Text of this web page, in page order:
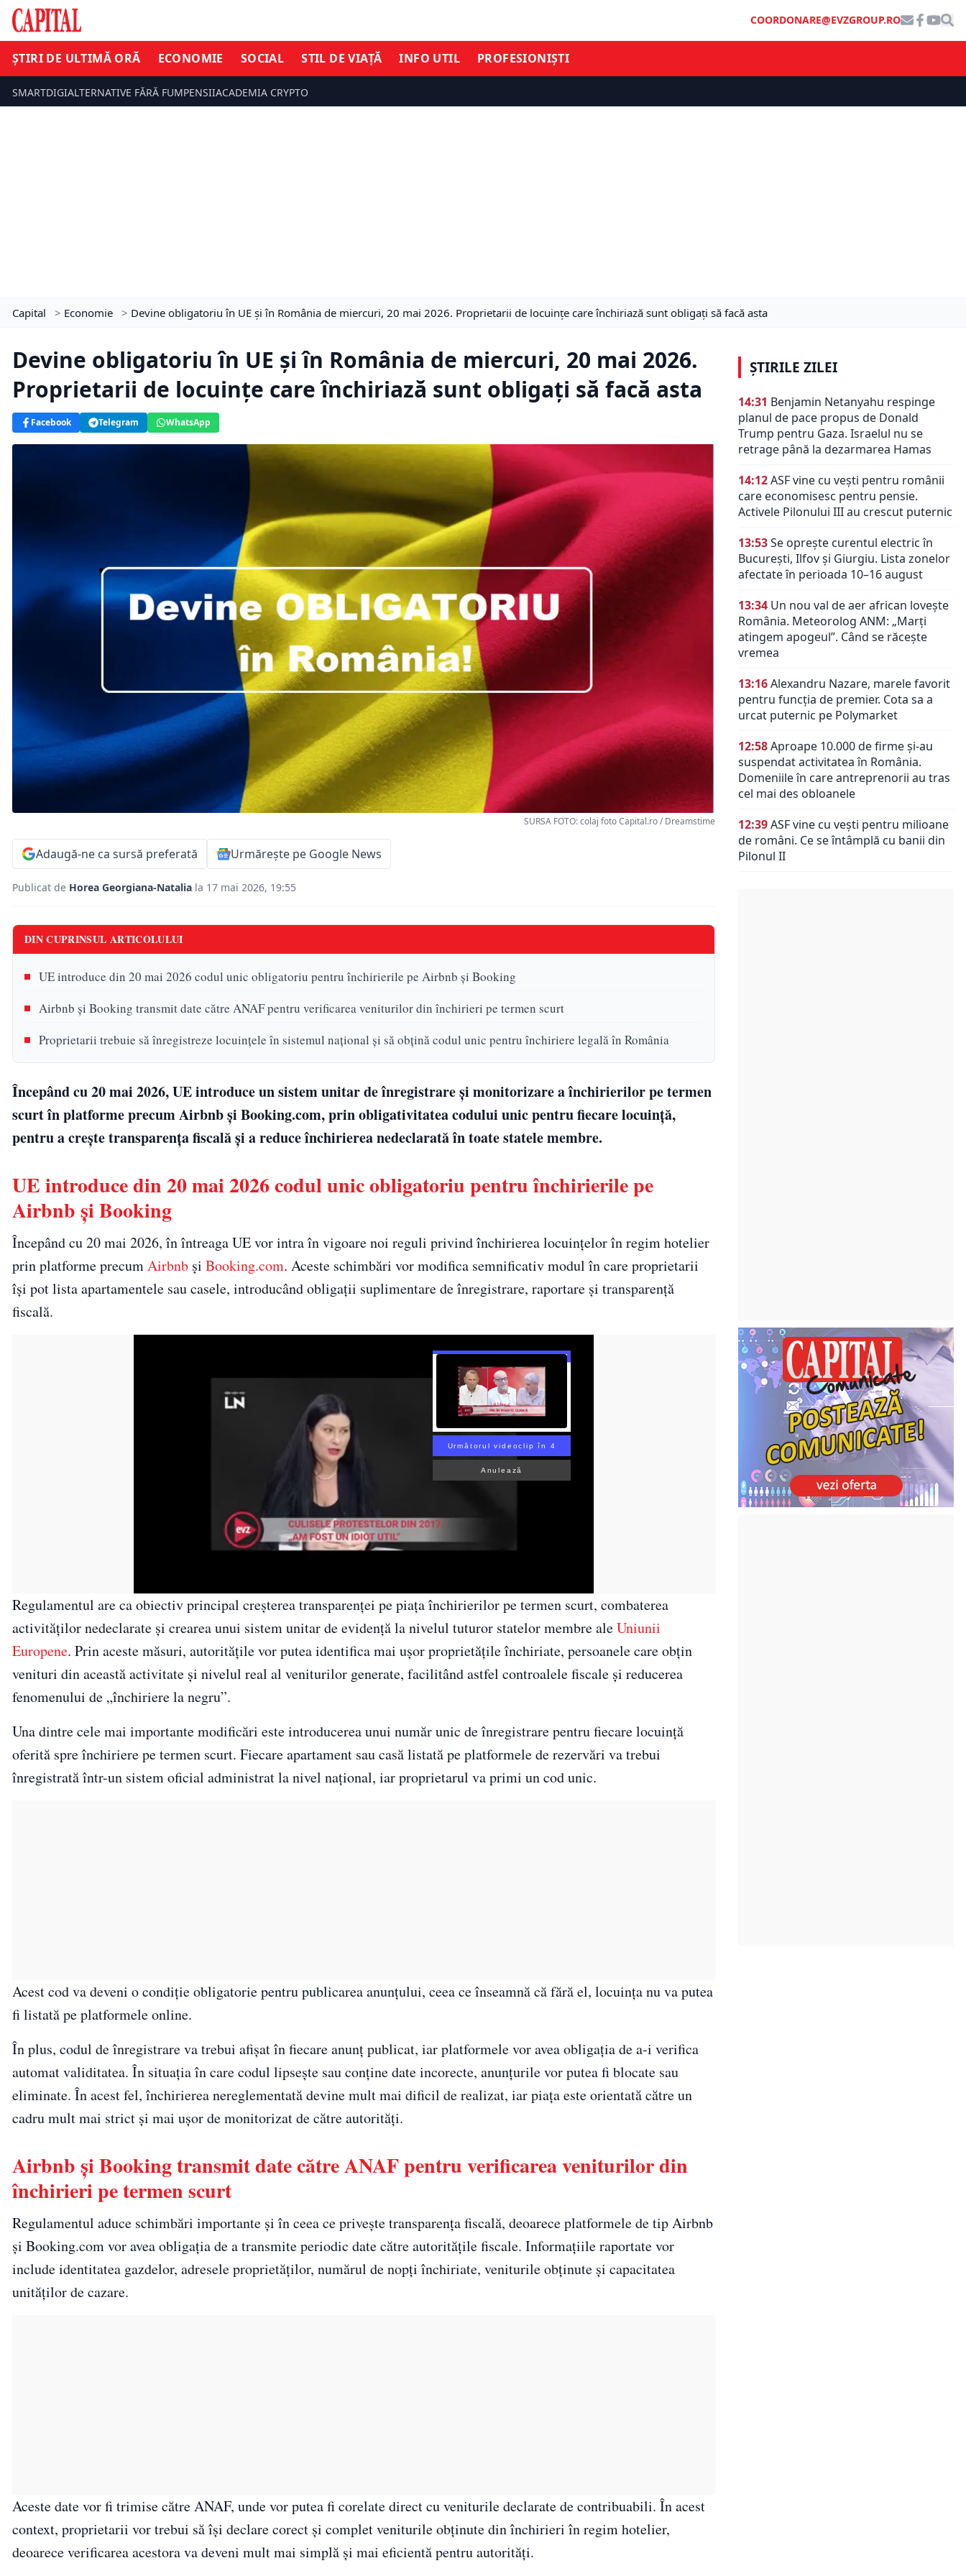
COORDONARE@EVZGROUP.RO
ȘTIRI DE ULTIMĂ ORĂ ECONOMIE SOCIAL STIL DE VIAȚĂ INFO UTIL PROFESIONIȘTI
SMARTDIGIALTERNATIVE FĂRĂ FUMPENSIIACADEMIA CRYPTO
Capital > Economie > Devine obligatoriu în UE și în România de miercuri, 20 mai 2026. Proprietarii de locuințe care închiriază sunt obligați să facă asta
Devine obligatoriu în UE și în România de miercuri, 20 mai 2026.
Proprietarii de locuințe care închiriază sunt obligați să facă asta
Facebook Telegram WhatsApp
SURSA FOTO: colaj foto Capital.ro / Dreamstime
Adaugă-ne ca sursă preferată Urmărește pe Google News
Publicat de Horea Georgiana-Natalia la 17 mai 2026, 19:55
DIN CUPRINSUL ARTICOLULUI
UE introduce din 20 mai 2026 codul unic obligatoriu pentru închirierile pe Airbnb și Booking
Airbnb și Booking transmit date către ANAF pentru verificarea veniturilor din închirieri pe termen scurt
Proprietarii trebuie să înregistreze locuințele în sistemul național și să obțină codul unic pentru închiriere legală în România
Începând cu 20 mai 2026, UE introduce un sistem unitar de înregistrare și monitorizare a închirierilor pe termen
scurt în platforme precum Airbnb și Booking.com, prin obligativitatea codului unic pentru fiecare locuință,
pentru a crește transparența fiscală și a reduce închirierea nedeclarată în toate statele membre.
UE introduce din 20 mai 2026 codul unic obligatoriu pentru închirierile pe
Airbnb și Booking
Începând cu 20 mai 2026, în întreaga UE vor intra în vigoare noi reguli privind închirierea locuințelor în regim hotelier
prin platforme precumAirbnb și Booking.com. Aceste schimbări vor modifica semnificativ modul în care proprietarii
își pot lista apartamentele sau casele, introducând obligații suplimentare de înregistrare, raportare și transparență
fiscală.
Următorul videoclip în 3
Anulează
Regulamentul are ca obiectiv principal creșterea transparenței pe piața închirierilor pe termen scurt, combaterea
activităților nedeclarate și crearea unui sistem unitar de evidență la nivelul tuturor statelor membre aleUniunii
Europene. Prin aceste măsuri, autoritățile vor putea identifica mai ușor proprietățile închiriate, persoanele care obțin
venituri din această activitate și nivelul real al veniturilor generate, facilitând astfel controalele fiscale și reducerea
fenomenului de „închiriere la negru”.
Una dintre cele mai importante modificări este introducerea unui număr unic de înregistrare pentru fiecare locuință
oferită spre închiriere pe termen scurt. Fiecare apartament sau casă listată pe platformele de rezervări va trebui
înregistrată într-un sistem oficial administrat la nivel național, iar proprietarul va primi un cod unic.
Acest cod va deveni o condiție obligatorie pentru publicarea anunțului, ceea ce înseamnă că fără el, locuința nu va putea
fi listată pe platformele online.
În plus, codul de înregistrare va trebui afișat în fiecare anunț publicat, iar platformele vor avea obligația de a-i verifica
automat validitatea. În situația în care codul lipsește sau conține date incorecte, anunțurile vor putea fi blocate sau
eliminate. În acest fel, închirierea nereglementată devine mult mai dificil de realizat, iar piața este orientată către un
cadru mult mai strict și mai ușor de monitorizat de către autorități.
Airbnb și Booking transmit date către ANAF pentru verificarea veniturilor din
închirieri pe termen scurt
Regulamentul aduce schimbări importante și în ceea ce privește transparența fiscală, deoarece platformele de tip Airbnb
și Booking.com vor avea obligația de a transmite periodic date către autoritățile fiscale. Informațiile raportate vor
include identitatea gazdelor, adresele proprietăților, numărul de nopți închiriate, veniturile obținute și capacitatea
unităților de cazare.
Aceste date vor fi trimise către ANAF, unde vor putea fi corelate direct cu veniturile declarate de contribuabili. În acest
context, proprietarii vor trebui să își declare corect și complet veniturile obținute din închirieri în regim hotelier,
deoarece verificarea acestora va deveni mult mai simplă și mai eficientă pentru autorități.
ȘTIRILE ZILEI
14:31 Benjamin Netanyahu respinge
planul de pace propus de Donald
Trump pentru Gaza. Israelul nu se
retrage până la dezarmarea Hamas
14:12ASF vine cu vești pentru românii
care economisesc pentru pensie.
Activele Pilonului III au crescut puternic
13:53Se oprește curentul electric în
București, Ilfov și Giurgiu. Lista zonelor
afectate în perioada 10–16 august
13:34 Un nou val de aer african lovește
România. Meteorolog ANM: „Marți
atingem apogeul”. Când se răcește
vremea
13:16Alexandru Nazare, marele favorit
pentru funcția de premier. Cota sa a
urcat puternic pe Polymarket
12:58Aproape 10.000 de firme și-au
suspendat activitatea în România.
Domeniile în care antreprenorii au tras
cel mai des obloanele
12:39ASF vine cu vești pentru milioane
de români. Ce se întâmplă cu banii din
Pilonul II